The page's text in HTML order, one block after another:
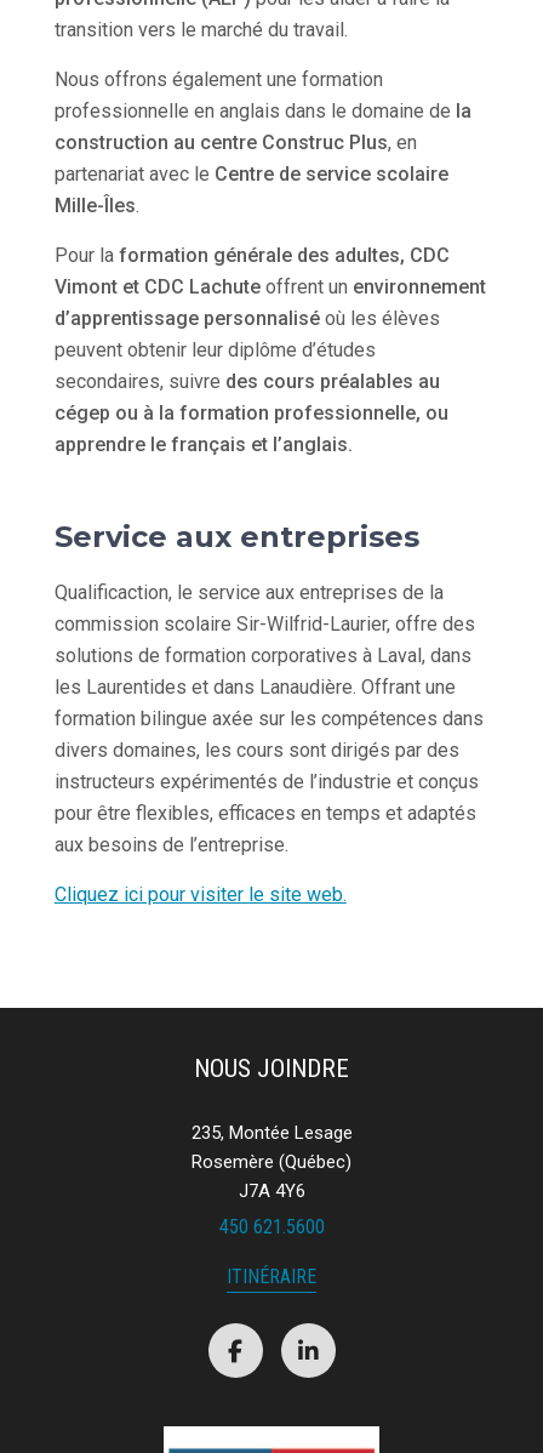
transition vers le marché du travail.
Nous offrons également une formation
professionnelle en anglais dans le domaine de la
construction au centre Construc Plus, en
partenariat avec le Centre de service scolaire
Mille-Îles.
Pour la formation générale des adultes, CDC
Vimont et CDC Lachuteoffrent un environnement
d’apprentissage personnaliséoù les élèves
peuvent obtenir leur diplôme d’études
secondaires, suivre des cours préalables au
cégep ou à la formation professionnelle, ou
apprendre le français et l’anglais.
Service aux entreprises
Qualificaction, le service aux entreprises de la
commission scolaire Sir-Wilfrid-Laurier, offre des
solutions de formation corporatives à Laval, dans
les Laurentides et dans Lanaudière. Offrant une
formation bilingue axée sur les compétences dans
divers domaines, les cours sont dirigés par des
instructeurs expérimentés de l’industrie et conçus
pour être flexibles, efficaces en temps et adaptés
aux besoins de l’entreprise.
Cliquez ici pour visiter le site web.
NOUS JOINDRE
235, Montée Lesage
Rosemère (Québec)
J7A 4Y6
450 621.5600
ITINÉRAIRE